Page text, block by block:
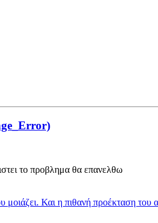
το προβλημα θα επανελθω
μοιάζει. Και η πιθανή προέκταση